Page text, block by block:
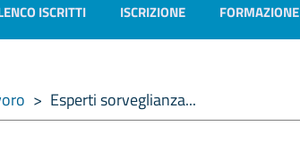
ISCRITTI ISCRIZIONE FORMAZIONE
> Esperti sorveglianza...